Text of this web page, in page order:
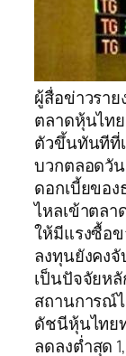
ผู้สื่อข่าวรา
ตลาดหุ้นไท
ตัวขึ้นทันทีที่
บวกตลอดวั
ดอกเบี้ยของ
ไหลเข้าตลา
ให้มีแรงซื้อ
ลงทุนยังคงจั
เป็นปัจจัยห
สถานการณ์
ดัชนีหุ้นไทย
ลดลงต่ำสุด